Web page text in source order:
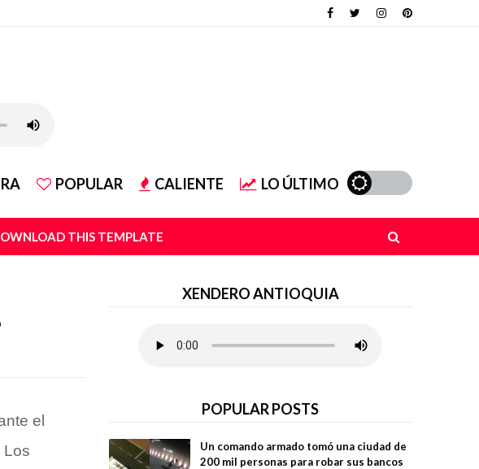
POPULAR CALIENTE LO ÚLTIMO
THIS TEMPLATE
el
Los
XENDERO ANTIOQUIA
POPULAR POSTS
Un comando armado tomó una ciudad de
200 mil personas para robar sus bancos